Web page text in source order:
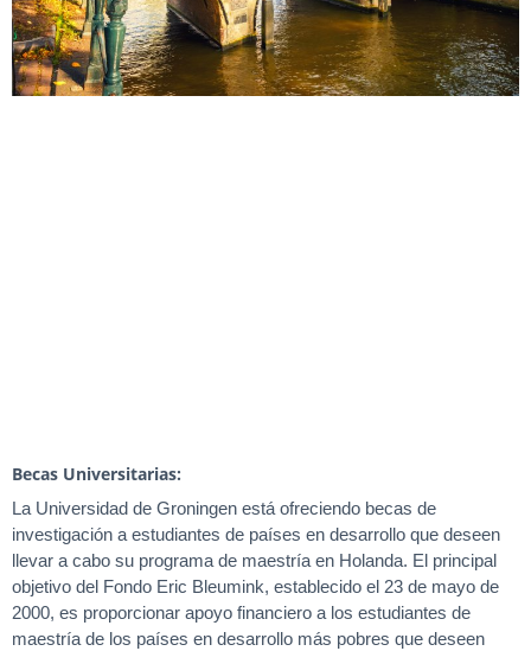
Becas Universitarias:
La Universidad de Groningen está ofreciendo becas de
investigación a estudiantes de países en desarrollo que deseen
llevar a cabo su programa de maestría en Holanda. El principal
objetivo del Fondo Eric Bleumink, establecido el 23 de mayo de
2000, es proporcionar apoyo financiero a los estudiantes de
maestría de los países en desarrollo más pobres que deseen